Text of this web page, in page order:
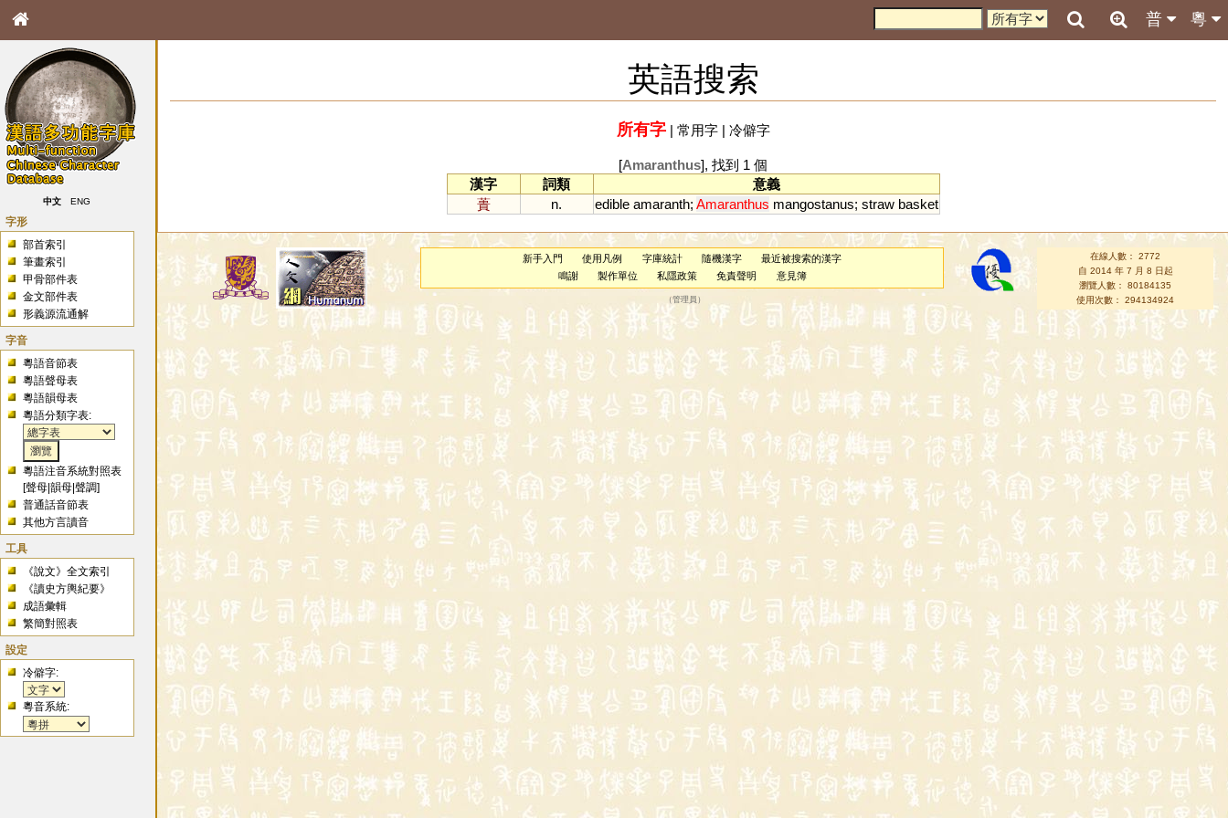
粵
普
中文 ENG
字形
部首索引
筆畫索引
甲骨部件表
金文部件表
形義源流通解
字音
粵語音節表
粵語聲母表
粵語韻母表
粵語分類字表:
粵語注音系統對照表
[聲母 |韻母 |聲調]
普通話音節表
其他方言讀音
工具
《說文》全文索引
《讀史方輿紀要》
成語彙輯
繁簡對照表
設定
冷僻字:
粵音系統:
英語搜索
所有字| 常用字| 冷僻字
[Amaranthus], 找到 1 個
漢字
詞類
意義
蕢
n. edible amaranth; Amaranthus mangostanus; straw basket
新手入門 使用凡例 字庫統計 隨機漢字
最近被搜索的漢字
鳴謝
製作單位 私隱政策 免責聲明 意見簿
（管理員 ）
在線人數： 2772
自 2014 年 7 月 8 日起
瀏覽人數： 80184135
使用次數： 294134924